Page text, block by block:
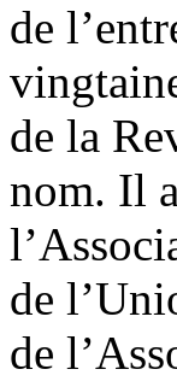
de
de la
nom. Il
de
de